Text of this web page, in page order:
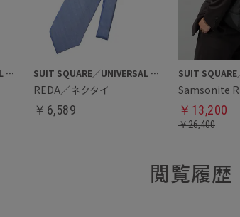
SUIT SQUARE／UNIVERSAL LANGUAGE SUIT SQUARE／UNIVERSAL LANGUAGE
REDA／ネクタイ
￥ 6,589 ￥ 13,200
￥26,400
閲覧履歴